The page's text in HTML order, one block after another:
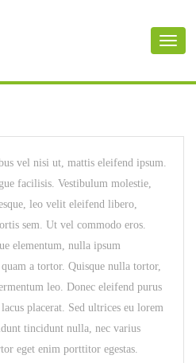
vel nisi ut, mattis eleifend ipsum.
facilisis. Vestibulum molestie,
leo velit eleifend libero,
sem. Ut vel commodo eros.
elementum, nulla ipsum
a tortor. Quisque nulla tortor,
leo. Donec eleifend purus
placerat. Sed ultrices eu lorem
tincidunt nulla, nec varius
eget enim porttitor egestas.